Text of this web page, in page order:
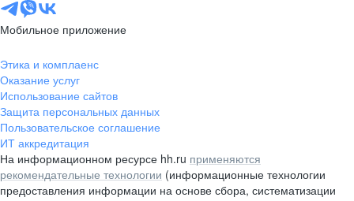
Мобильное приложение
Этика и комплаенс
Оказание услуг
Использование сайтов
Защита персональных данных
Пользовательское соглашение
ИТ аккредитация
На информационном ресурсе hh.ru применяются
рекомендательные технологии (информационные технологии
предоставления информации на основе сбора, систематизации